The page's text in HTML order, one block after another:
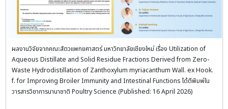
ผลงานวิจัยจากคณะสัตวแพทยศาสตร์ มหาวิทยาลัยเชียงใหม่ เรื่อง Utilization of
Aqueous Distillate and Solid Residue Fractions Derived from Zero-
Waste Hydrodistillation of Zanthoxylum myriacanthum Wall. ex Hook.
f. for Improving Broiler Immunity and Intestinal Functions ได้ตีพิมพ์ใน
วารสารวิชาการนานาชาติ Poultry Science (Published: 16 April 2026)